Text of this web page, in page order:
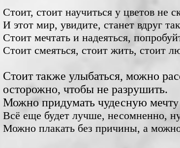
Стоит, стоит научиться у цветов не
И этот мир, увидите, станет вдруг
Стоит мечтать и надеяться,
Стоит смеяться, стоит жить, стоит
Стоит также улыбаться, можно
осторожно, чтобы не разрушить.
Можно придумать чудесную мечт
Всё еще будет лучше, несомненно,
Можно плакать без причины, а